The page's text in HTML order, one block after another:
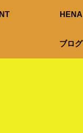
HENA
ブログ